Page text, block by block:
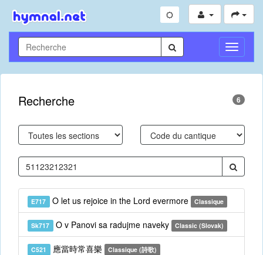
Toggle
Recherche 6
E717 O let us rejoice in the Lord evermore Classique
Sk717 O v Panovi sa radujme naveky Classic (Slovak)
C521 應當時常喜樂 Classique (詩歌)